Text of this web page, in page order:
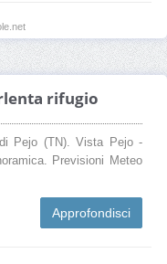
rifugio
Pejo (TN). Vista Pejo -
Previsioni Meteo
Approfondisci